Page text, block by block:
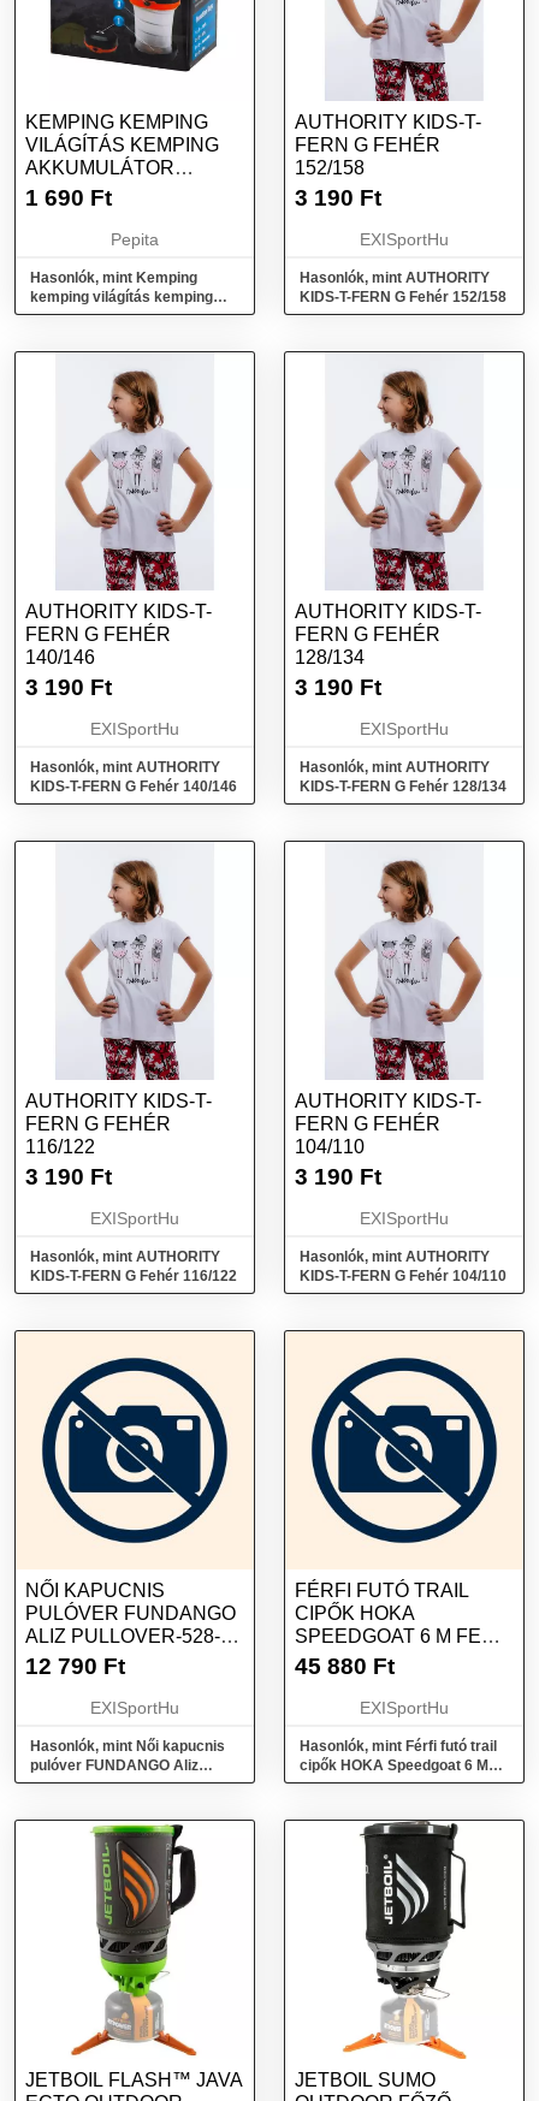
KEMPING KEMPING
VILÁGÍTÁS KEMPING
AKKUMULÁTOR
FÁKLYA 2IN1 3
1 690 Ft
Pepita
Hasonlók, mint Kemping
kemping világítás kemping
akkumulátor fáklya 2in1 3
AUTHORITY KIDS-T-
FERN G FEHÉR
152/158
3 190 Ft
EXISportHu
Hasonlók, mint AUTHORITY
KIDS-T-FERN G Fehér 152/158
AUTHORITY KIDS-T-
FERN G FEHÉR
140/146
3 190 Ft
EXISportHu
Hasonlók, mint AUTHORITY
KIDS-T-FERN G Fehér 140/146
AUTHORITY KIDS-T-
FERN G FEHÉR
128/134
3 190 Ft
EXISportHu
Hasonlók, mint AUTHORITY
KIDS-T-FERN G Fehér 128/134
AUTHORITY KIDS-T-
FERN G FEHÉR
116/122
3 190 Ft
EXISportHu
Hasonlók, mint AUTHORITY
KIDS-T-FERN G Fehér 116/122
AUTHORITY KIDS-T-
FERN G FEHÉR
104/110
3 190 Ft
EXISportHu
Hasonlók, mint AUTHORITY
KIDS-T-FERN G Fehér 104/110
NŐI KAPUCNIS
PULÓVER FUNDANGO
ALIZ PULLOVER-528-
FERN
12 790 Ft
EXISportHu
Hasonlók, mint Női kapucnis
pulóver FUNDANGO Aliz
Pullover-528-fern
FÉRFI FUTÓ TRAIL
CIPŐK HOKA
SPEEDGOAT 6 M FERN
ASPHALT GREY
45 880 Ft
EXISportHu
Hasonlók, mint Férfi futó trail
cipők HOKA Speedgoat 6 M
fern asphalt grey
JETBOIL FLASH™ JAVA
JETBOIL SUMO